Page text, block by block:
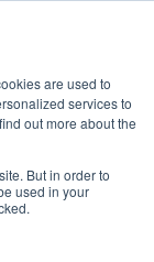
are used to
services to
out more about the
But in order to
used in your